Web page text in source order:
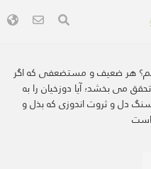
هر ضعيف و مستضعفی که اگر
می بخشد؛ آيا دوزخيان را به
دل و ثروت اندوزی که بذل و